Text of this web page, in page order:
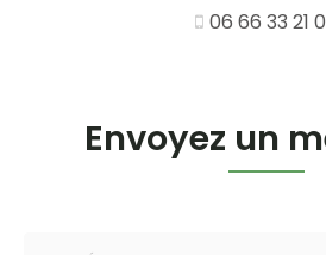
06 66 33 21
Envoyez un